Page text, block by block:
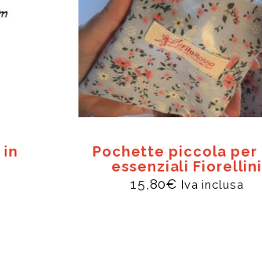
in
Pochette piccola per
essenziali Fiorellini
15,80€ Iva inclusa